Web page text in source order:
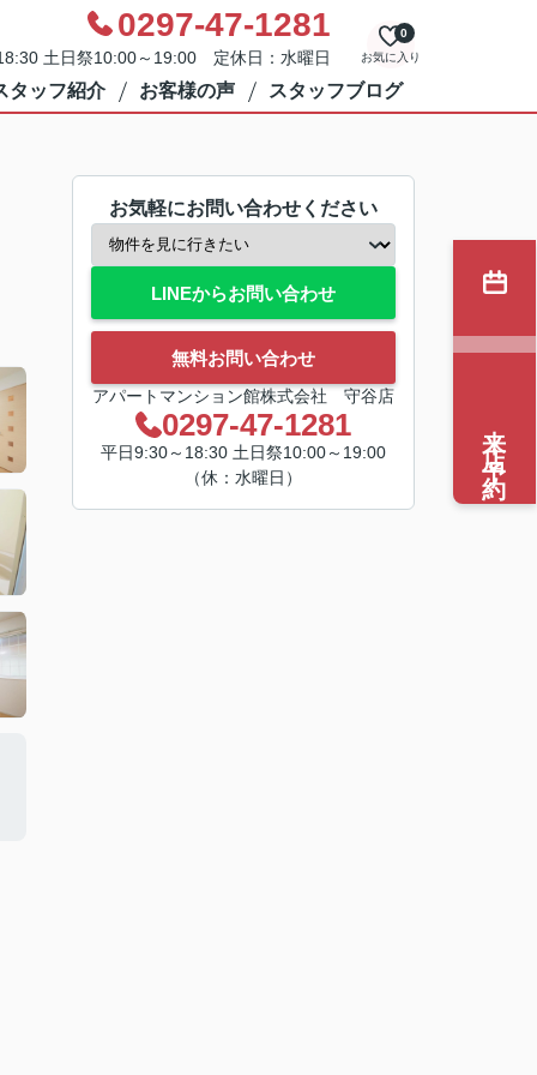
0297-47-1281
土日祭10:00～19:00 定休日：水曜日 お気に入り
0
タッフ紹介 お客様の声 スタッフブログ
お気軽にお問い合わせください
LINEからお問い合わせ
無料お問い合わせ
アパートマンション館株式会社 守谷店
0297-47-1281
平日9:30～18:30 土日祭10:00～19:00
（休：水曜日）
来店予約